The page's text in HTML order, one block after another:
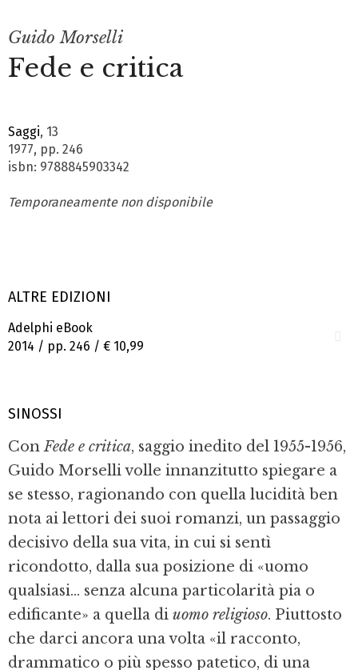
Guido Morselli
Fede e critica
Saggi, 13
1977, pp. 246
isbn: 9788845903342
Temporaneamente non disponibile
ALTRE EDIZIONI
Adelphi eBook
2014 / pp. 246 / € 10,99
SINOSSI
ConFede e critica, saggio inedito del 1955-1956,
Guido Morselli volle innanzitutto spiegare a
se stesso, ragionando con quella lucidità ben
nota ai lettori dei suoi romanzi, un passaggio
decisivo della sua vita, in cui si sentì
ricondotto, dalla sua posizione di «uomo
qualsiasi... senza alcuna particolarità pia o
edificante» a quella di uomo religioso. Piuttosto
che darci ancora una volta «il racconto,
drammatico o più spesso patetico, di una